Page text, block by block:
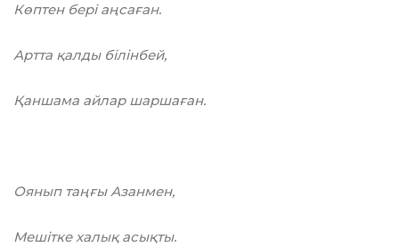
Көптен бepi аңсаған.
Артта қалды білінбей,
Қаншама айлар шаршаған.
Оянып таңғы Азанмен,
Meшіткe халық асықты.